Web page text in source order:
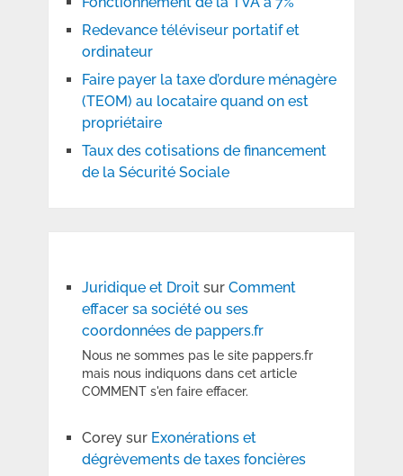
Redevance téléviseur portatif et
ordinateur
Faire payer la taxe d’ordure ménagère
(TEOM) au locataire quand on est
propriétaire
Taux des cotisations de financement
de la Sécurité Sociale
Juridique et Droitsur Comment
effacer sa société ou ses
coordonnées de pappers.fr
Nous ne sommes pas le site pappers.fr
mais nous indiquons dans cet article
COMMENT s'en faire effacer.
Coreysur Exonérations et
dégrèvements de taxes foncières